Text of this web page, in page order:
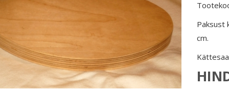
Paksust
cm.